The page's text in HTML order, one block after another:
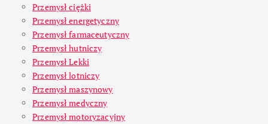
Przemysł ciężki
Przemysł energetyczny
Przemysł farmaceutyczny
Przemysł hutniczy
Przemysł Lekki
Przemysł lotniczy
Przemysł maszynowy
Przemysł medyczny
Przemysł motoryzacyjny